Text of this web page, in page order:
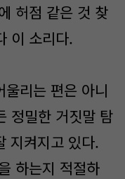
허점 같은 것 찾
이 소리다.
울리는 편은 아니
정밀한 거짓말 탐
지켜지고 있다.
하는지 적절하